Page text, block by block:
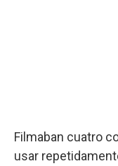
Filmaban cuatro
usar